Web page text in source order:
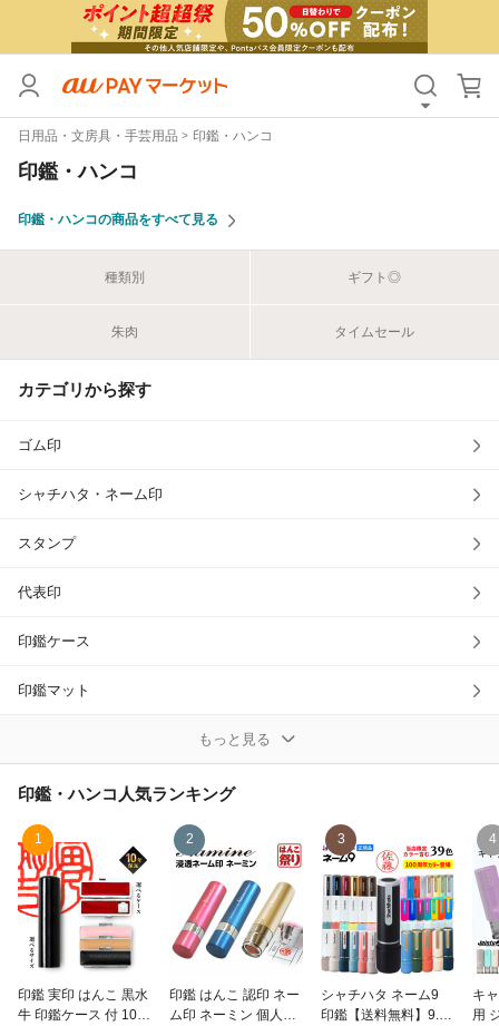
日用品・文房具・手芸用品 印鑑・ハンコ
印鑑・ハンコ
印鑑・ハンコの商品をすべて見る
種類別 ギフト◎
朱肉 タイムセール
カテゴリから探す
ゴム印
シャチハタ・ネーム印
スタンプ
代表印
印鑑ケース
印鑑マット
朱肉
角印
認印
銀行印（法人）
その他印鑑・ハンコ
もっと見る
印鑑・ハンコ 人気ランキング
1
印鑑 実印 はんこ 黒水
牛 印鑑ケース 付 10.5
2
印鑑 はんこ 認印 ネー
ム印 ネーミン 個人印
3
シャチハタ ネーム9
印鑑【送料無料】9.5
4
キ
用
カテゴリ すべて
価格
Pontaパス特典対象すべて ポイントUPセレクトのみ
サンキュー配送対象
除外ワード